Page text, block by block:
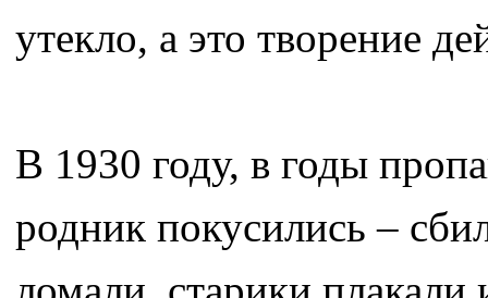
утекло, а это творение
В 1930 году, в годы
родник покусились –